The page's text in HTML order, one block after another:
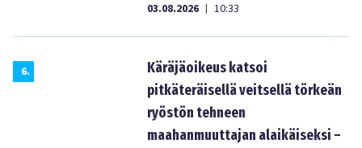
03.08.2026 | 10:33
6.
Käräjäoikeus katsoi
pitkäteräisellä veitsellä törkeän
ryöstön tehneen
maahanmuuttajan alaikäiseksi –